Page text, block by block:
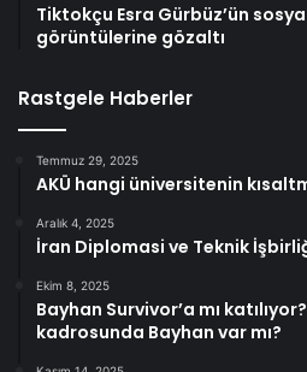
Tiktokçu Esra Gürbüz’ün
görüntülerine gözaltı
Rastgele Haberler
Temmuz 29, 2025
AKÜ hangi üniversitenin
Aralık 4, 2025
İran Diplomasi ve Teknik
Ekim 8, 2025
Bayhan Survivor’a mı
kadrosunda Bayhan var mı?